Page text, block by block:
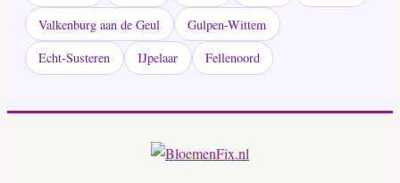
Valkenburg aan de Geul
Gulpen-Wittem
Echt-Susteren
IJpelaar Fellenoord